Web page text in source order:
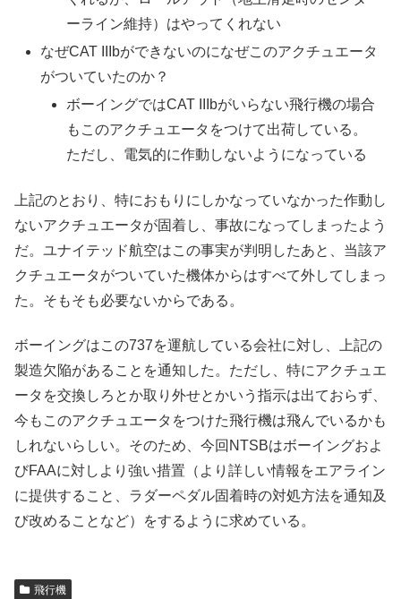
ーライン維持）はやってくれない
なぜCAT IIIbができないのになぜこのアクチュエータ
がついていたのか？
ボーイングではCAT IIIbがいらない飛行機の場合
もこのアクチュエータをつけて出荷している。
ただし、電気的に作動しないようになっている
上記のとおり、特におもりにしかなっていなかった作動し
ないアクチュエータが固着し、事故になってしまったよう
だ。ユナイテッド航空はこの事実が判明したあと、当該ア
クチュエータがついていた機体からはすべて外してしまっ
た。そもそも必要ないからである。
ボーイングはこの737を運航している会社に対し、上記の
製造欠陥があることを通知した。ただし、特にアクチュエ
ータを交換しろとか取り外せとかいう指示は出ておらず、
今もこのアクチュエータをつけた飛行機は飛んでいるかも
しれないらしい。そのため、今回NTSBはボーイングおよ
びFAAに対しより強い措置（より詳しい情報をエアライン
に提供すること、ラダーペダル固着時の対処方法を通知及
び改めることなど）をするように求めている。
飛行機